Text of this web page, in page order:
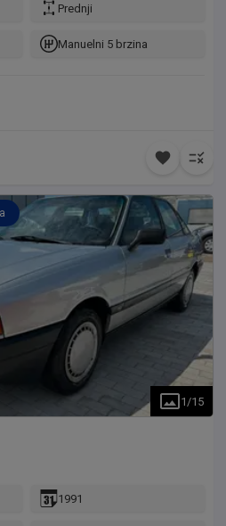
Prednji
Manuelni 5 brzina
1 /15
1991